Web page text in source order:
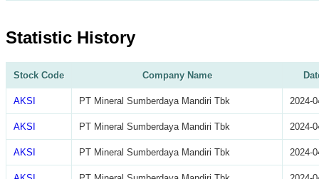
Statistic History
Stock Code Company Name
AKSI PT Mineral Sumberdaya Mandiri Tbk 2024-
AKSI PT Mineral Sumberdaya Mandiri Tbk 2024-
AKSI PT Mineral Sumberdaya Mandiri Tbk 2024-